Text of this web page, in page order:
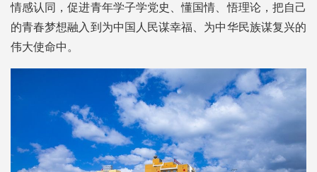
情感认同，促进青年学子学党史、懂国情、悟理论，把自己
的青春梦想融入到为中国人民谋幸福、为中华民族谋复兴的
伟大使命中。